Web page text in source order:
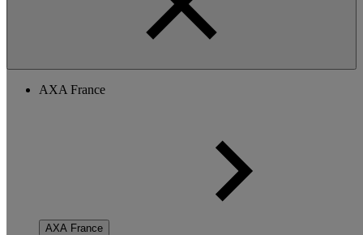
AXA France
AXA France